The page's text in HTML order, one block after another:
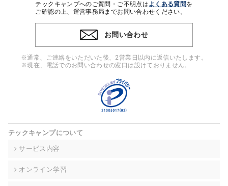
※上記の利用目的に基づいた本人への連絡及び配信について
4. 個人情報の第三者提供
ンをとるために、氏名等の一部の情報をサービス内で使用する
チャットツールで発信することにより、本サービスの他の利用
者等に提供することがあります。
当社は事業運営上、前項利用目的の範囲に限って個人情報を外
高い委託先を選定し、個人情報の適正管理・機密保持について
個人情報の開示等(利用目的の通知、開示、内容の訂正・追加・
テックキャンプへのご質問・ご不明点はよくある質問を
ご確認の上、運営事務局までお問い合わせください。
お問い合わせ
※通常、ご連絡をいただいた後、2営業日以内に返信いたします。
※現在、電話でのお問い合わせの窓口は設けておりません。
テックキャンプについて
サービス内容
オンライン学習